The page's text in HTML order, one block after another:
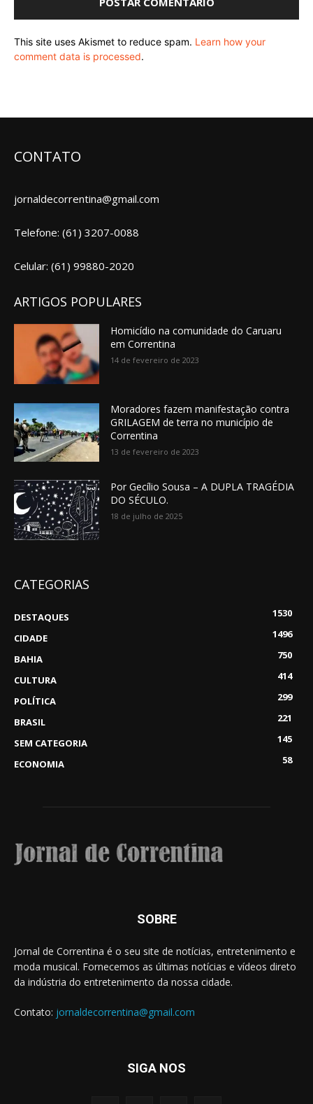
This site uses Akismet to reduce spam. Learn how your
comment data is processed.
CONTATO
jornaldecorrentina@gmail.com
Telefone: (61) 3207-0088
Celular: (61) 99880-2020
ARTIGOS POPULARES
Homicídio na comunidade do Caruaru
em Correntina
14 de fevereiro de 2023
Moradores fazem manifestação contra
GRILAGEM de terra no município de
Correntina
13 de fevereiro de 2023
Por Gecílio Sousa – A DUPLA TRAGÉDIA
DO SÉCULO.
18 de julho de 2025
CATEGORIAS
DESTAQUES
1530
CIDADE
1496
BAHIA
750
CULTURA
414
POLÍTICA
299
BRASIL
221
SEM CATEGORIA
145
ECONOMIA
58
SOBRE
Jornal de Correntina é o seu site de notícias, entretenimento e
moda musical. Fornecemos as últimas notícias e vídeos direto
da indústria do entretenimento da nossa cidade.
Contato: jornaldecorrentina@gmail.com
SIGA NOS